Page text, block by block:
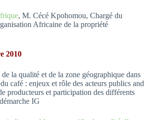
, M. Cécé Kpohomou, Chargé du
Africaine de la propriété
2010
la qualité et de la zone géographique dans
café : enjeux et rôle des acteurs publics and
producteurs et participation des différents
IG